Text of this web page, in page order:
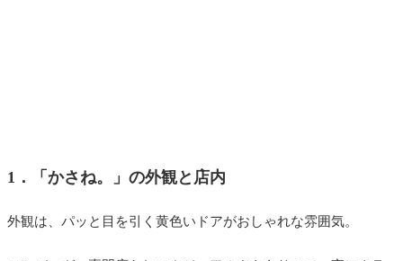
1．「かさね。」の外観と店内
外観は、パッと目を引く黄色いドアがおしゃれな雰囲気。